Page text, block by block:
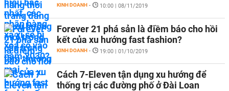
KINH DOANH - 10:00 | 08/11/2019
Forever 21 phá sản là điềm báo cho hồi
kết của xu hướng fast fashion?
KINH DOANH - 19:00 | 01/10/2019
Cách 7-Eleven tận dụng xu hướng để
thống trị các đường phố ở Đài Loan